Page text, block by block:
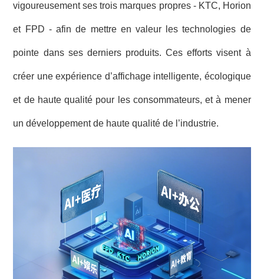
vigoureusement ses trois marques propres - KTC, Horion
et FPD - afin de mettre en valeur les technologies de
pointe dans ses derniers produits. Ces efforts visent à
créer une expérience d’affichage intelligente, écologique
et de haute qualité pour les consommateurs, et à mener
un développement de haute qualité de l’industrie.